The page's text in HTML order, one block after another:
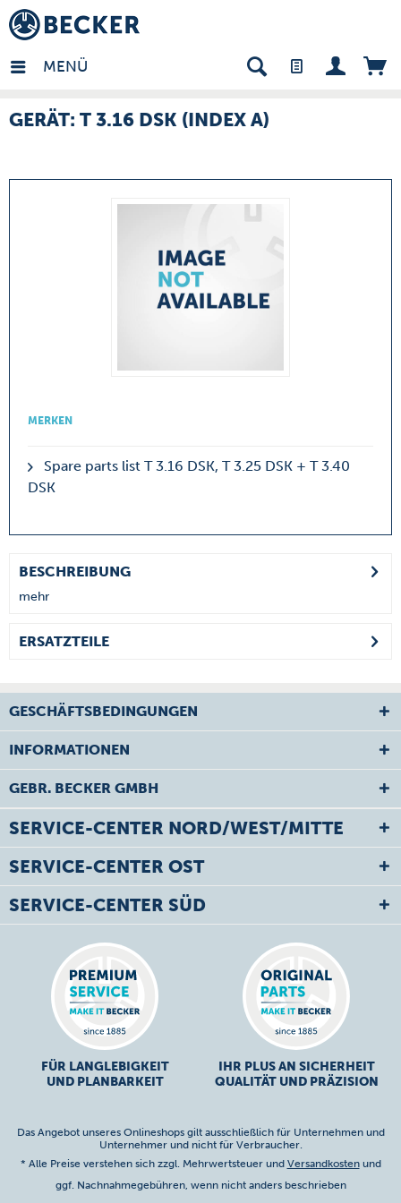
MENÜ
- DE
GERÄT: T 3.16 DSK (INDEX A)
MERKEN
Spare parts list T 3.16 DSK, T 3.25 DSK + T 3.40
DSK
BESCHREIBUNG
mehr
ERSATZTEILE
GESCHÄFTSBEDINGUNGEN
INFORMATIONEN
GEBR. BECKER GMBH
SERVICE-CENTER NORD/WEST/MITTE
SERVICE-CENTER OST
SERVICE-CENTER SÜD
FÜR LANGLEBIGKEIT
UND PLANBARKEIT
IHR PLUS AN SICHERHEIT
QUALITÄT UND PRÄZISION
Das Angebot unseres Onlineshops gilt ausschließlich für Unternehmen und
Unternehmer und nicht für Verbraucher.
* Alle Preise verstehen sich zzgl. Mehrwertsteuer und Versandkostenund
ggf. Nachnahmegebühren, wenn nicht anders beschrieben